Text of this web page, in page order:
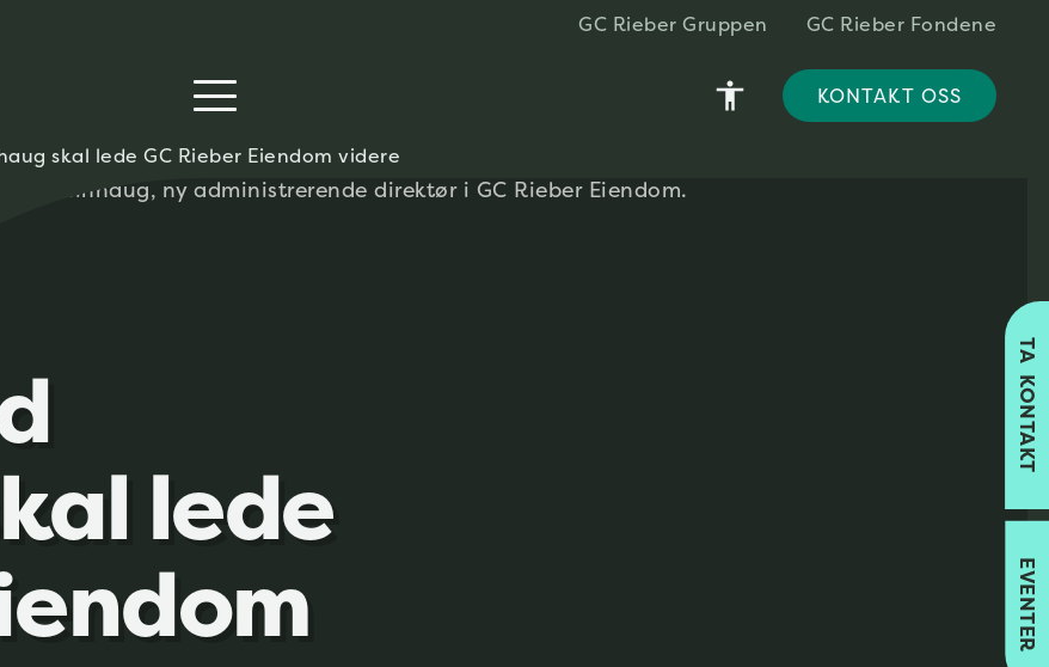
GC Rieber Gruppen GC Rieber Fondene
accessibility KONTAKT OSS
skal lede GC Rieber Eiendom videre
lede
TA KONTAKT
EVENTER